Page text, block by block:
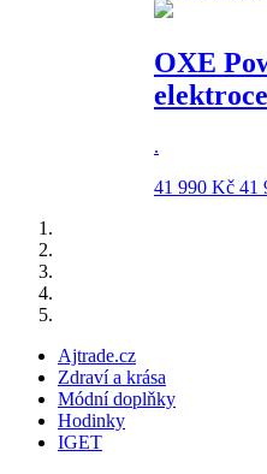
OXE
.
41 990 Kč 41
Ajtrade.cz
Zdraví a krása
Módní doplňky
Hodinky
IGET